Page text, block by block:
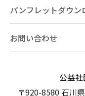
パンフレットダウン
お問い合わせ
公益
〒920-8580 石川